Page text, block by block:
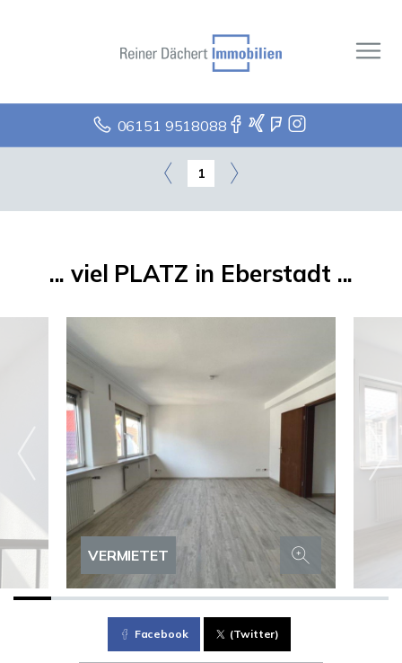
06151 9518088
1
... viel PLATZ in Eberstadt ...
VERMIETET
Facebook (Twitter)